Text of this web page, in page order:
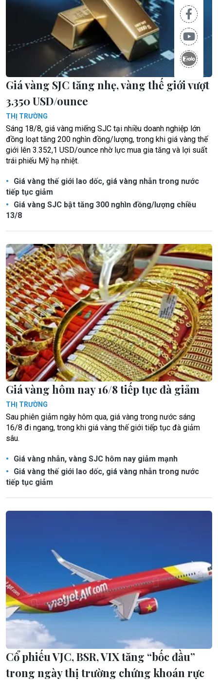
Giá vàng SJC tăng nhẹ, vàng thế giới vượt
3.350 USD/ounce
THỊ TRƯỜNG
Sáng 18/8, giá vàng miếng SJC tại nhiều doanh nghiệp lớn
đồng loạt tăng 200 nghìn đồng/lượng, trong khi giá vàng thế
giới lên 3.352,1 USD/ounce nhờ lực mua gia tăng và lợi suất
trái phiếu Mỹ hạ nhiệt.
Giá vàng thế giới lao dốc, giá vàng nhẫn trong nước
tiếp tục giảm
Giá vàng SJC bật tăng 300 nghìn đồng/lượng chiều
13/8
Giá vàng hôm nay 16/8 tiếp tục đà giảm
THỊ TRƯỜNG
Sau phiên giảm ngày hôm qua, giá vàng trong nước sáng
16/8 đi ngang, trong khi giá vàng thế giới tiếp tục đà giảm
sâu.
Giá vàng nhẫn, vàng SJC hôm nay giảm mạnh
Giá vàng thế giới lao dốc, giá vàng nhẫn trong nước
tiếp tục giảm
Cổ phiếu VJC, BSR, VIX tăng “bốc đầu”
trong ngày thị trường chứng khoán rực